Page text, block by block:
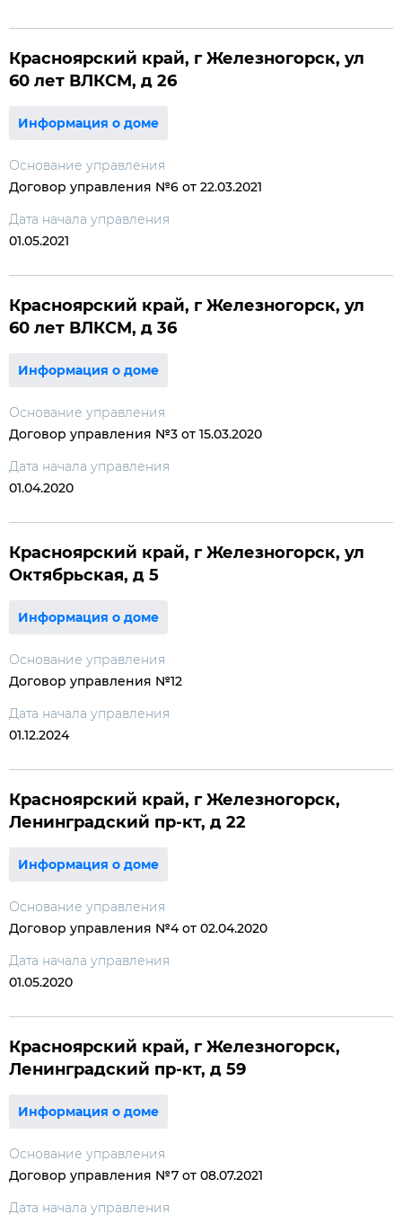
Красноярский край, г Железногорск, ул
60 лет ВЛКСМ, д 26
Информация о доме
Основание управления
Договор управления №6 от 22.03.2021
Дата начала управления
01.05.2021
Красноярский край, г Железногорск, ул
60 лет ВЛКСМ, д 36
Информация о доме
Основание управления
Договор управления №3 от 15.03.2020
Дата начала управления
01.04.2020
Красноярский край, г Железногорск, ул
Октябрьская, д 5
Информация о доме
Основание управления
Договор управления №12
Дата начала управления
01.12.2024
Красноярский край, г Железногорск,
Ленинградский пр-кт, д 22
Информация о доме
Основание управления
Договор управления №4 от 02.04.2020
Дата начала управления
01.05.2020
Красноярский край, г Железногорск,
Ленинградский пр-кт, д 59
Информация о доме
Основание управления
Договор управления №7 от 08.07.2021
Дата начала управления